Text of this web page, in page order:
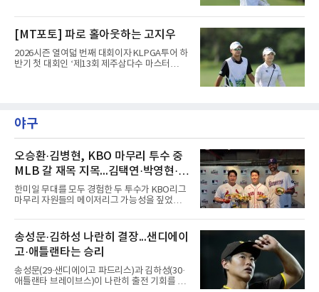
트(파72/6,767야드)에서 열리고 있다.7일 현재
이 11번 홀에서 경기하고 있다.
[MT포토] 파로 홀아웃하는 고지우
2026시즌 열여덟 번째 대회이자 KLPGA투어 하
반기 첫 대회인 ‘제13회 제주삼다수 마스터
가 10번 홀에서 경기하고 있다.
야구
오승환·김병현, KBO 마무리 투수 중
MLB 갈 재목 지목...김택연·박영현·조
병현
한미일 무대를 모두 경험한 두 투수가 KBO리그
마무리 자원들의 메이저리그 가능성을 짚었다.
사평점에서 열린 'MLB 브렉퍼스트 클럽 시즌2'
미디어데이에서 김택연(두산 베어스)과 박영현
(kt wiz), 조병현(SSG 랜더스)을 지목했다. 그는
KBO리그에 구속과 신체 능력이 좋은 선수가 많
다며 세 이름을 꺼냈다.다만 조건을 달았다. 오승
환은 이들이 경기 운영 능력과 경험을 더 쌓으면
메이저리그 진출이 가능하다면서도, 지금보다
송성문·김하성 나란히 결장...샌디에이
고·애틀랜타는 승리
송성문(29·샌디에이고 파드리스)과 김하성(30·
애틀랜타 브레이브스)이 나란히 출전 기회를 잡